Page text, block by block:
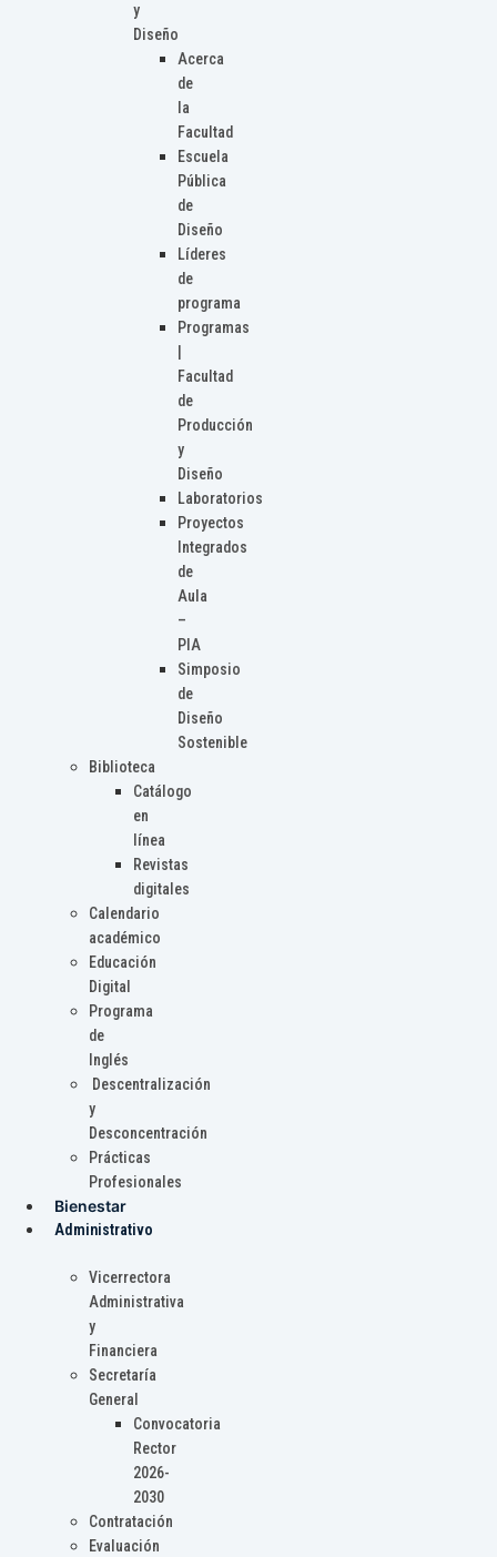
y
Diseño
Acerca
de
la
Facultad
Escuela
Pública
de
Diseño
Líderes
de
programa
Programas
Facultad
de
Producción
y
Diseño
Laboratorios
Proyectos
Integrados
de
Aula
–
PIA
Simposio
de
Diseño
Sostenible
Biblioteca
Catálogo
en
línea
Revistas
digitales
Calendario
académico
Educación
Digital
Programa
de
Inglés
Descentralización
y
Desconcentración
Prácticas
Profesionales
Bienestar
Administrativo
Vicerrectora
Administrativa
y
Financiera
Secretaría
General
Convocatoria
Rector
2026-
2030
Contratación
Evaluación